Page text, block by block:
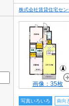
株式会社賃貸住宅セ
画像：35枚
写真いろいろ 南向